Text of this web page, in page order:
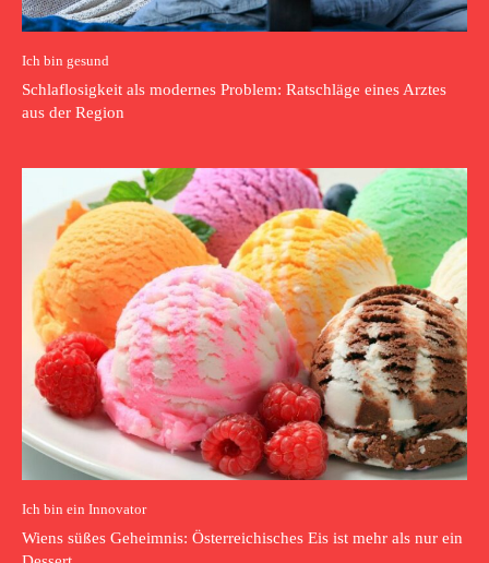
Ich bin gesund
Schlaflosigkeit als modernes Problem: Ratschläge eines Arztes
aus der Region
Ich bin ein Innovator
Wiens süßes Geheimnis: Österreichisches Eis ist mehr als nur ein